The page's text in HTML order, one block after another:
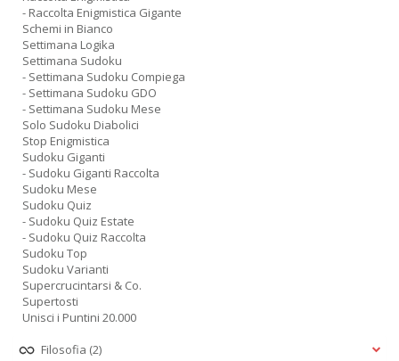
- Raccolta Enigmistica Gigante
Schemi in Bianco
Settimana Logika
Settimana Sudoku
- Settimana Sudoku Compiega
- Settimana Sudoku GDO
- Settimana Sudoku Mese
Solo Sudoku Diabolici
Stop Enigmistica
Sudoku Giganti
- Sudoku Giganti Raccolta
Sudoku Mese
Sudoku Quiz
- Sudoku Quiz Estate
- Sudoku Quiz Raccolta
Sudoku Top
Sudoku Varianti
Supercrucintarsi & Co.
Supertosti
Unisci i Puntini 20.000
Filosofia (2)